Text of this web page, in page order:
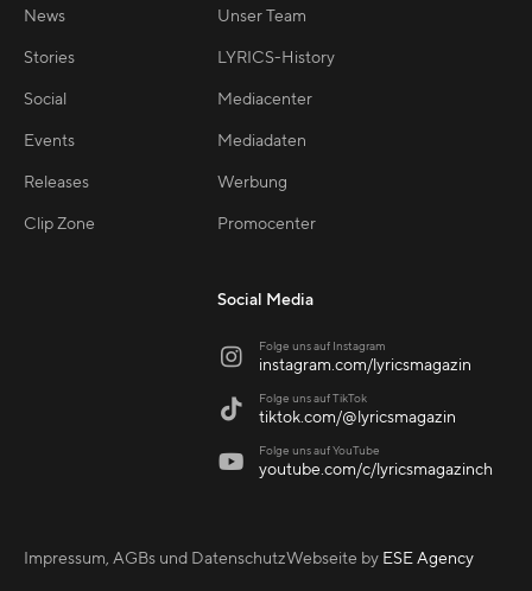
News
Stories
Social
Events
Releases
Clip Zone
Unser Team
LYRICS-History
Mediacenter
Mediadaten
Werbung
Promocenter
Social Media
 Folge uns auf Instagram
instagram.com/lyricsmagazin
 Folge uns auf TikTok
tiktok.com/@lyricsmagazin
 Folge uns auf YouTube
youtube.com/c/lyricsmagazinch
Impressum, AGBs und DatenschutzWebseite by ESE Agency